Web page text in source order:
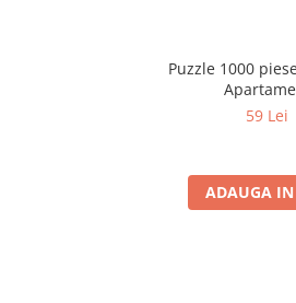
Puzzle 1000
59 Lei
ADAUGA IN